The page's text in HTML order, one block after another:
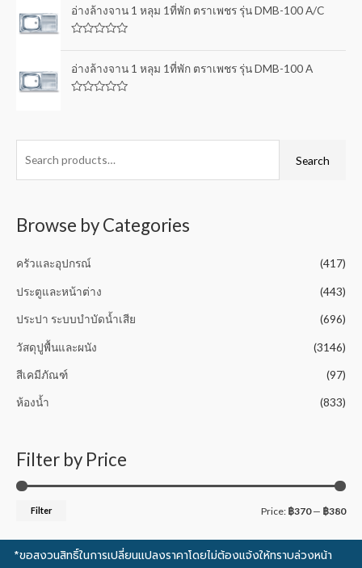
t
o
f
t
e
d
t
o
f
อ่างล้างจาน 1 หลุม 1ที่พัก ตราเพชร รุ่น DMB-100 A/C
t
e
d
o
5
อ่างล้างจาน 1 หลุม 1ที่พัก ตราเพชร รุ่น DMB-100 A
d
o
Search
Browse by Categories
ครัวและอุปกรณ์ (417)
ประตูและหน้าต่าง (443)
ประปา ระบบบำบัดน้ำเสีย (696)
วัสดุปูพื้นและผนัง (3146)
สีเคมีภัณฑ์ (97)
ห้องน้ำ (833)
Filter by Price
Filter Price: ฿370— ฿380
*ขอสงวนสิทธิ์ในการเปลี่ยนแปลงราคาโดยไม่ต้องแจ้งให้ทราบล่วงหน้า